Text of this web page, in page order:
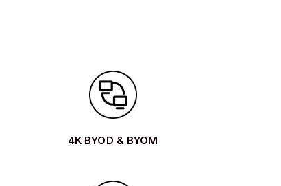
4K BYOD & BYOM